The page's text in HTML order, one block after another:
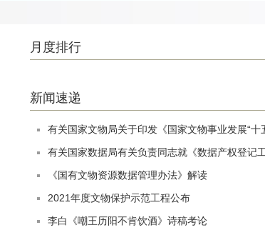
月度排行
新闻速递
有关国家文物局关于印发《国家文物事业发展“十
有关国家数据局有关负责同志就《数据产权登记工
《国有文物资源数据管理办法》解读
2021年度文物保护示范工程公布
李白《嘲王历阳不肯饮酒》诗稿考论